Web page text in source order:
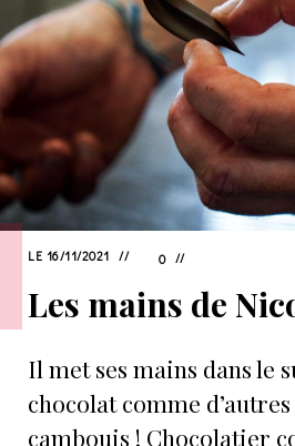
LE 16/11/2021 0
Les mains de
Il met ses mains dans le
chocolat comme d’autres
cambouis ! Chocolatier